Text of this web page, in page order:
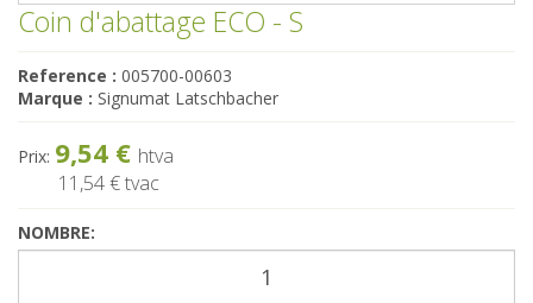
Coin d'abattage ECO - S
Reference : 005700-00603
Marque : Signumat Latschbacher
Prix: 9,54 € htva
11,54 €tvac
NOMBRE: